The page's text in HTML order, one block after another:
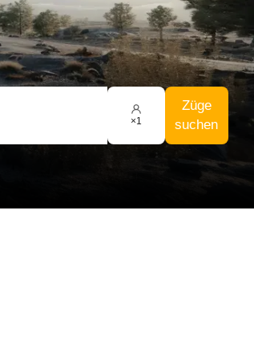
×1
Züge
suchen